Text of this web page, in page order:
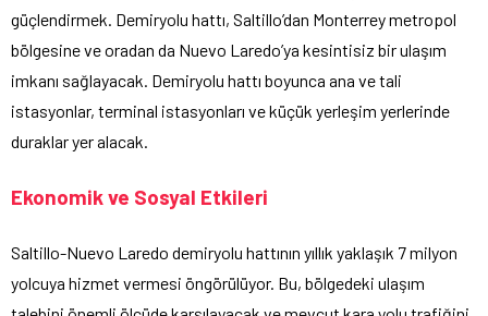
güçlendirmek. Demiryolu hattı, Saltillo’dan Monterrey metropol
bölgesine ve oradan da Nuevo Laredo’ya kesintisiz bir ulaşım
imkanı sağlayacak. Demiryolu hattı boyunca ana ve tali
istasyonlar, terminal istasyonları ve küçük yerleşim yerlerinde
duraklar yer alacak.
Ekonomik ve Sosyal Etkileri
Saltillo-Nuevo Laredo demiryolu hattının yıllık yaklaşık 7 milyon
yolcuya hizmet vermesi öngörülüyor. Bu, bölgedeki ulaşım